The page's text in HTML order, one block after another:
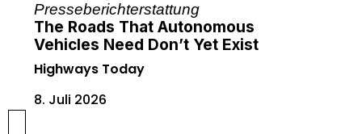
Presseberichterstattung
The Roads That Autonomous
Vehicles Need Don’t Yet Exist
Highways Today
8. Juli 2026